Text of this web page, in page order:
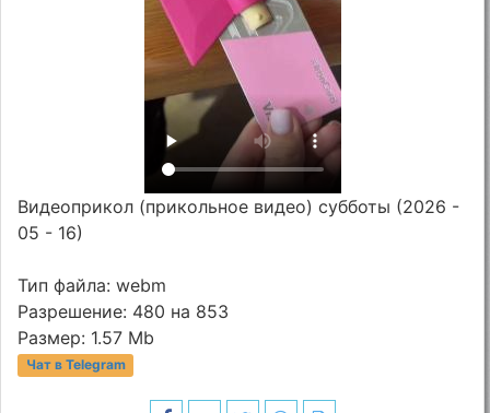
Видеоприкол (прикольное видео) субботы (2026 -
05 - 16)
Тип файла: webm
Разрешение: 480 на 853
Размер: 1.57 Mb
Чат в Telegram